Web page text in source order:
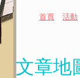
首頁 活動
文章地